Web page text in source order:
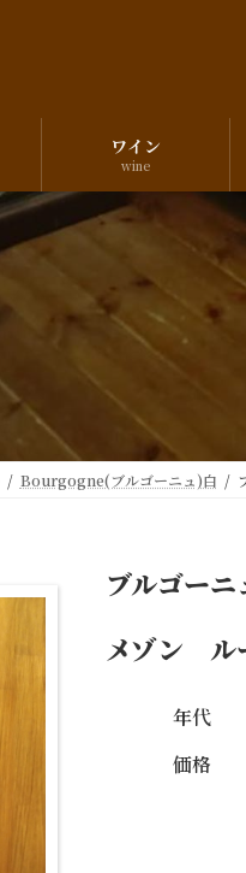
ワイン
wine
Bourgogne(ブルゴーニュ)白
ブルゴー
メゾン ル
年代
価格